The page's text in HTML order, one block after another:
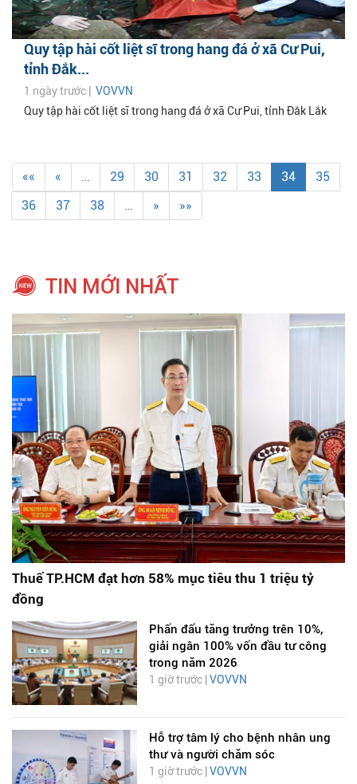
Quy tập hài cốt liệt sĩ trong hang đá ở xã Cư Pui,
tỉnh Đắk...
1 ngày trước | VOVVN
Quy tập hài cốt liệt sĩ trong hang đá ở xã Cư Pui, tỉnh Đắk Lắk
«« « … 29 30 31 32 33 34
35
36
37 38 … » »»
TIN MỚI NHẤT
Thuế TP.HCM đạt hơn 58% mục tiêu thu 1 triệu tỷ
đồng
Phấn đấu tăng trưởng trên 10%,
giải ngân 100% vốn đầu tư công
trong năm 2026
1 giờ trước | VOVVN
Hỗ trợ tâm lý cho bệnh nhân ung
thư và người chăm sóc
1 giờ trước | VOVVN